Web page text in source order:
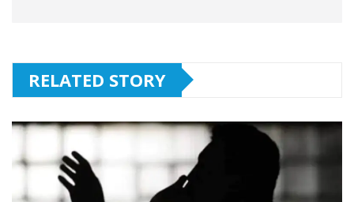
RELATED STORY